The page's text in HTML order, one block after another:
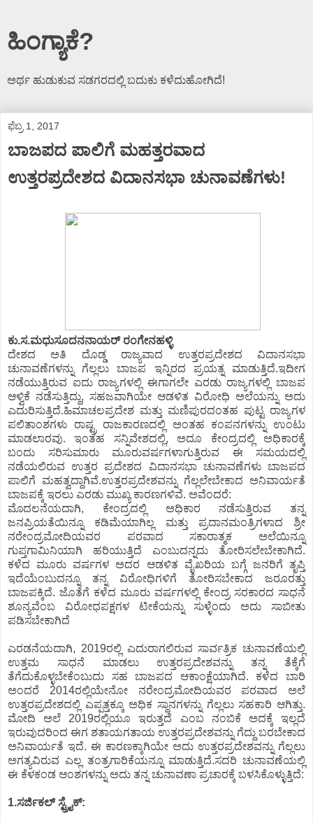
ಹಿಂಗ್ಯಾಕೆ?
ಅರ್ಥ ಹುಡುಕುವ ಸಡಗರದಲ್ಲಿ ಬದುಕು ಕಳೆದುಹೋಗಿದೆ!
ಫೆಬ್ರ 1, 2017
ಬಾಜಪದ ಪಾಲಿಗೆ ಮಹತ್ತರವಾದ
ಉತ್ತರಪ್ರದೇಶದ ವಿದಾನಸಭಾ ಚುನಾವಣೆಗಳು!
ಕು.ಸ.ಮಧುಸೂದನನಾಯರ್ ರಂಗೇನಹಳ್ಳಿ
ದೇಶದ ಅತಿ ದೊಡ್ಡ ರಾಜ್ಯವಾದ ಉತ್ತರಪ್ರದೇಶದ ವಿದಾನಸಭಾ
ಚುನಾವಣೆಗಳನ್ನು ಗೆಲ್ಲಲು ಬಾಜಪ ಇನ್ನಿರದ ಪ್ರಯತ್ನ ಮಾಡುತ್ತಿದೆ.ಇದೀಗ
ನಡೆಯುತ್ತಿರುವ ಐದು ರಾಜ್ಯಗಳಲ್ಲಿ ಈಗಾಗಲೇ ಎರಡು ರಾಜ್ಯಗಳಲ್ಲಿ ಬಾಜಪ
ಆಳ್ವಿಕೆ ನಡೆಸುತ್ತಿದ್ದು, ಸಹಜವಾಗಿಯೇ ಆಡಳಿತ ವಿರೋಧಿ ಅಲೆಯನ್ನು ಅದು
ಎದುರಿಸುತ್ತಿದೆ.ಹಿಮಾಚಲಪ್ರದೇಶ ಮತ್ತು ಮಣಿಪುರದಂತಹ ಪುಟ್ಟ ರಾಜ್ಯಗಳ
ಪಲಿತಾಂಶಗಳು ರಾಷ್ಟ್ರ ರಾಜಕಾರಣದಲ್ಲಿ ಅಂತಹ ಕಂಪನಗಳನ್ನು ಉಂಟು
ಮಾಡಲಾರವು. ಇಂತಹ ಸನ್ನಿವೇಶದಲ್ಲಿ, ಅದೂ ಕೇಂದ್ರದಲ್ಲಿ ಅಧಿಕಾರಕ್ಕೆ
ಬಂದು ಸರಿಸುಮಾರು ಮೂರುವರ್ಷಗಳಾಗುತ್ತಿರುವ ಈ ಸಮಯದಲ್ಲಿ
ನಡೆಯಲಿರುವ ಉತ್ತರ ಪ್ರದೇಶದ ವಿದಾನಸಭಾ ಚುನಾವಣೆಗಳು ಬಾಜಪದ
ಪಾಲಿಗೆ ಮಹತ್ವದ್ದಾಗಿವೆ.ಉತ್ತರಪ್ರದೇಶವನ್ನು ಗೆಲ್ಲಲೇಬೇಕಾದ ಅನಿವಾರ್ಯತೆ
ಬಾಜಪಕ್ಕೆ ಇರಲು ಎರಡು ಮುಖ್ಯ ಕಾರಣಗಳಿವೆ. ಅವೆಂದರೆ:
ಮೊದಲನೆಯದಾಗಿ, ಕೇಂದ್ರದಲ್ಲಿ ಅಧಿಕಾರ ನಡೆಸುತ್ತಿರುವ ತನ್ನ
ಜನಪ್ರಿಯತೆಯಿನ್ನೂ ಕಡಿಮೆಯಾಗಿಲ್ಲ ಮತ್ತು ಪ್ರದಾನಮಂತ್ರಿಗಳಾದ ಶ್ರೀ
ನರೇಂದ್ರಮೋದಿಯವರ ಪರವಾದ ಸಕಾರಾತ್ಮಕ ಅಲೆಯಿನ್ನೂ
ಗುಪ್ತಗಾಮಿನಿಯಾಗಿ ಹರಿಯುತ್ತಿದೆ ಎಂಬುದನ್ನದು ತೋರಿಸಲೇಬೇಕಾಗಿದೆ.
ಕಳೆದ ಮೂರು ವರ್ಷಗಳ ಅದರ ಆಡಳಿತ ವೈಖರಿಯ ಬಗ್ಗೆ ಜನರಿಗೆ ತೃಪ್ತಿ
ಇದೆಯೆಂಬುದನ್ನೂ ತನ್ನ ವಿರೋಧಿಗಳಿಗೆ ತೋರಿಸಬೇಕಾದ ಜರೂರತ್ತು
ಬಾಜಪಕ್ಕಿದೆ. ಜೊತೆಗೆ ಕಳೆದ ಮೂರು ವರ್ಷಗಳಲ್ಲಿ ಕೇಂದ್ರ ಸರಕಾರದ ಸಾಧನೆ
ಶೂನ್ಯವೆಂಬ ವಿರೋಧಪಕ್ಷಗಳ ಟೀಕೆಯನ್ನು ಸುಳ್ಳೆಂದು ಅದು ಸಾಬೀತು
ಪಡಿಸಬೇಕಾಗಿದೆ
ಎರಡನೆಯದಾಗಿ, 2019ರಲ್ಲಿ ಎದುರಾಗಲಿರುವ ಸಾರ್ವತ್ರಿಕ ಚುನಾವಣೆಯಲ್ಲಿ
ಉತ್ತಮ ಸಾಧನೆ ಮಾಡಲು ಉತ್ತರಪ್ರದೇಶವನ್ನು ತನ್ನ ತೆಕ್ಕೆಗೆ
ತೆಗೆದುಕೊಳ್ಳಬೇಕೆಂಬುದು ಸಹ ಬಾಜಪದ ಆಕಾಂಕ್ಷೆಯಾಗಿದೆ. ಕಳೆದ ಬಾರಿ
ಅಂದರೆ 2014ರಲ್ಲಿಯೇನೋ ನರೇಂದ್ರಮೋದಿಯವರ ಪರವಾದ ಅಲೆ
ಉತ್ತರಪ್ರದೇಶದಲ್ಲಿ ಎಪ್ಪತ್ತಕ್ಕೂ ಅಧಿಕ ಸ್ಥಾನಗಳನ್ನು ಗೆಲ್ಲಲು ಸಹಕಾರಿ ಆಗಿತ್ತು.
ಮೋದಿ ಅಲೆ 2019ರಲ್ಲಿಯೂ ಇರುತ್ತದೆ ಎಂಬ ನಂಬಿಕೆ ಅದಕ್ಕೆ ಇಲ್ಲದೆ
ಇರುವುದರಿಂದ ಈಗ ಶತಾಯಗತಾಯ ಉತ್ತರಪ್ರದೇಶವನ್ನು ಗೆದ್ದು ಬರಬೇಕಾದ
ಅನಿವಾರ್ಯತೆ ಇದೆ. ಈ ಕಾರಣಕ್ಕಾಗಿಯೇ ಅದು ಉತ್ತರಪ್ರದೇಶವನ್ನು ಗೆಲ್ಲಲು
ಅಗತ್ಯವಿರುವ ಎಲ್ಲ ತಂತ್ರಗಾರಿಕೆಯನ್ನೂ ಮಾಡುತ್ತಿದೆ.ಸದರಿ ಚುನಾವಣೆಯಲ್ಲಿ
ಈ ಕೆಳಕಂಡ ಆಂಶಗಳನ್ನು ಅದು ತನ್ನ ಚುನಾವಣಾ ಪ್ರಚಾರಕ್ಕೆ ಬಳಸಿಕೊಳ್ಳುತ್ತಿದೆ:
1.ಸರ್ಜಿಕಲ್ ಸ್ಟ್ರೈಕ್: